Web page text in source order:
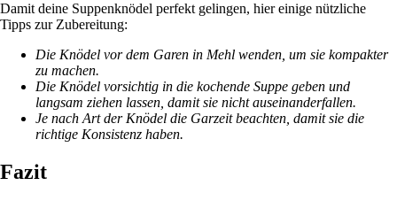
Damit deine Suppenknödel perfekt gelingen, hier einige nützliche
Tipps zur Zubereitung:
Die Knödel vor dem Garen in Mehl wenden, um sie kompakter
zu machen.
Die Knödel vorsichtig in die kochende Suppe geben und
langsam ziehen lassen, damit sie nicht auseinanderfallen.
Je nach Art der Knödel die Garzeit beachten, damit sie die
richtige Konsistenz haben.
Fazit